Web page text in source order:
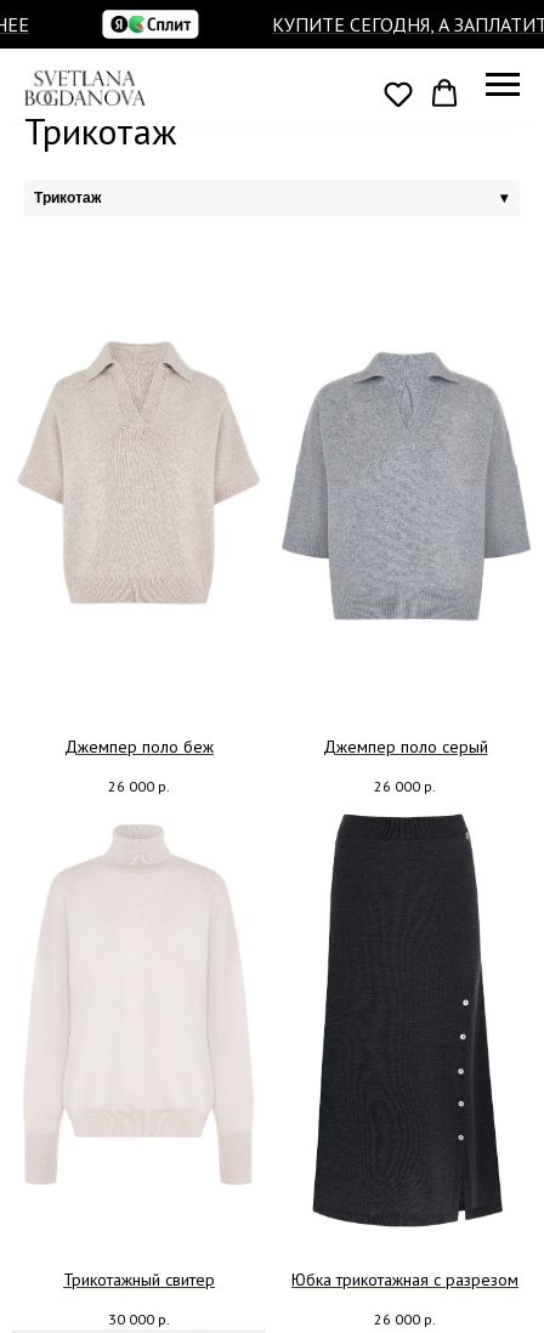
КУПИТЕ СЕГОДНЯ, А
Трикотаж
Джемпер поло беж
26 000 р.
Джемпер поло серый
26 000 р.
Трикотажный свитер
30 000 р.
Юбка трикотажная с разрезом
26 000 р.